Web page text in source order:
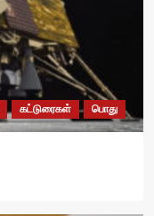
கட்டுரைகள் பொது